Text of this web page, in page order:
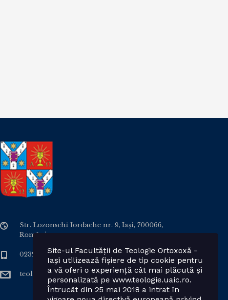
Str. Lozonschi Iordache nr. 9, Iaşi, 700066,
România
0232 201328; 0232 201102 int. 2424, 2423, 2425
teologie.ortodoxa@uaic.ro
Site-ul Facultății de Teologie Ortoxoxă -
Iași utilizează fișiere de tip cookie pentru
a vă oferi o experiență cât mai plăcută și
personalizată pe www.teologie.uaic.ro.
Întrucât din 25 mai 2018 a intrat în